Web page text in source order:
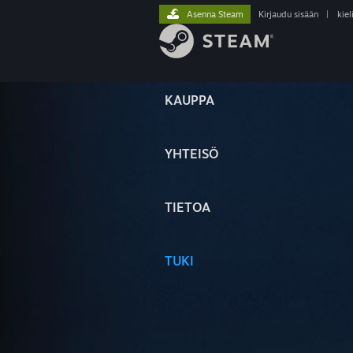
KAUPPA
YHTEISÖ
TIETOA
TUKI
Asenna Steam Kirjaudu sisään kieli